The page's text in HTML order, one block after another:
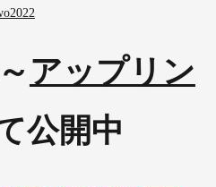
アップリン
公開中